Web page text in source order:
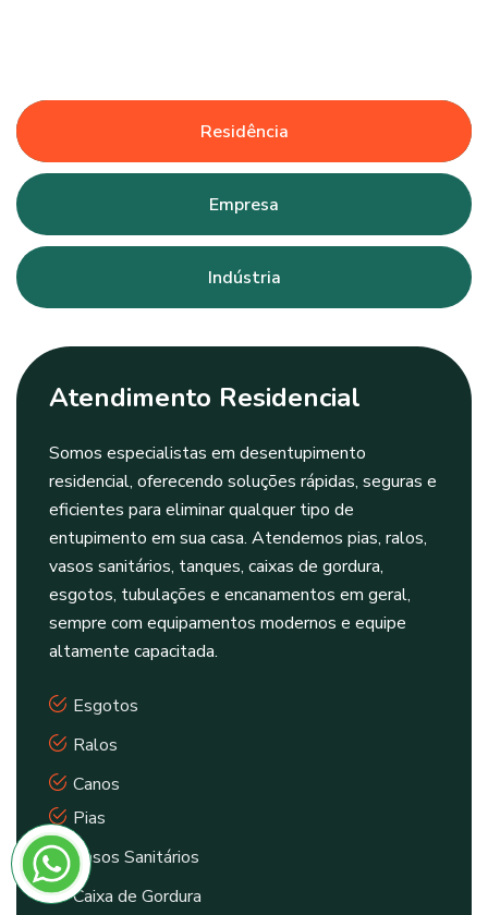
Residência
Empresa
Indústria
Atendimento Residencial
Somos especialistas em desentupimento
residencial, oferecendo soluções rápidas, seguras e
eficientes para eliminar qualquer tipo de
entupimento em sua casa. Atendemos pias, ralos,
vasos sanitários, tanques, caixas de gordura,
esgotos, tubulações e encanamentos em geral,
sempre com equipamentos modernos e equipe
altamente capacitada.
Esgotos
Ralos
Canos
Pias
Vasos Sanitários
Caixa de Gordura